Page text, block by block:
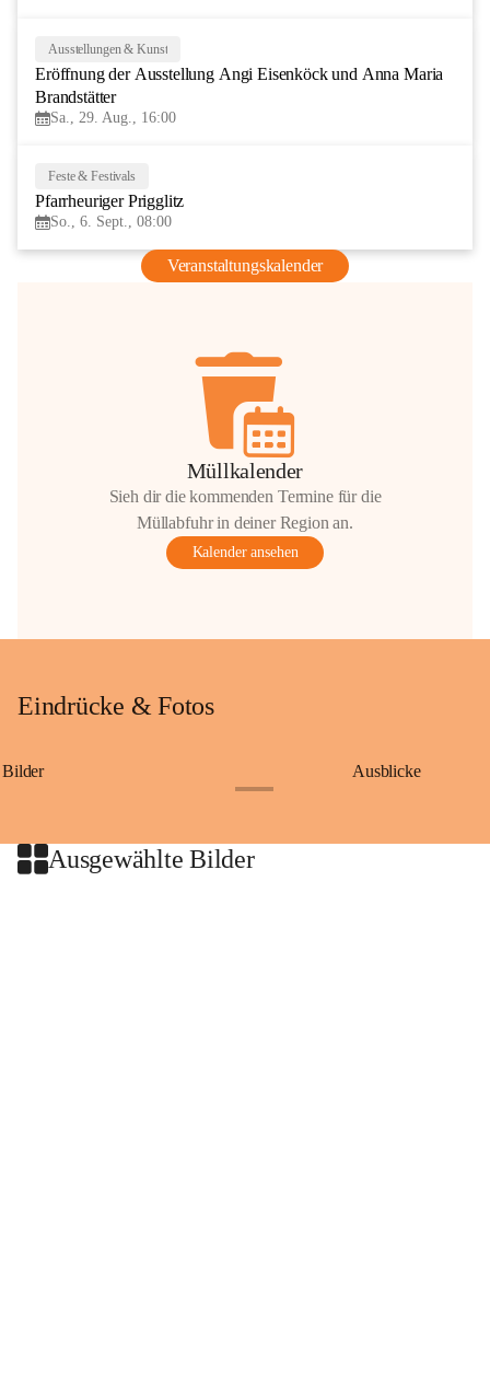
AUG
Ausstellungen & Kunst
Eröffnung der Ausstellung Angi Eisenköck und Anna Maria
Brandstätter
Sa., 29. Aug., 16:00
Feste & Festivals
Pfarrheuriger Prigglitz
So., 6. Sept., 08:00
Veranstaltungskalender
Müllkalender
Sieh dir die kommenden Termine für die
Müllabfuhr in deiner Region an.
Kalender ansehen
Eindrücke & Fotos
Bilder Ausblicke
Ausgewählte Bilder